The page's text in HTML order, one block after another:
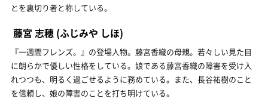
とを裏切り者と称している。
藤宮 志穂 (ふじみや しほ)
『一週間フレンズ。』の登場人物。藤宮香織の母親。若々しい見た目
に朗らかで優しい性格をしている。娘である藤宮香織の障害を受け入
れつつも、明るく過ごせるように務めている。また、長谷祐樹のこと
を信頼し、娘の障害のことを打ち明けている。